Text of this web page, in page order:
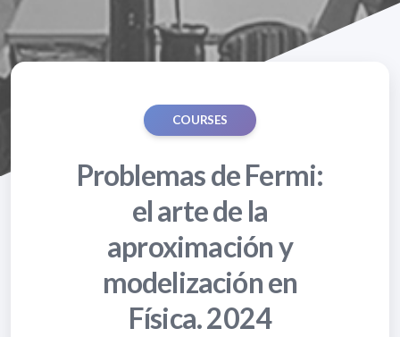
COURSES
Problemas de Fermi:
el arte de la
aproximación y
modelización en
Física. 2024